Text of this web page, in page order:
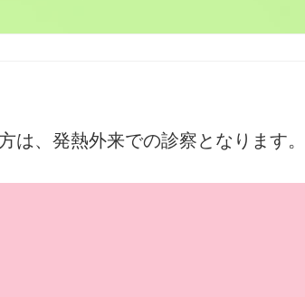
は、発熱外来での診察となります。